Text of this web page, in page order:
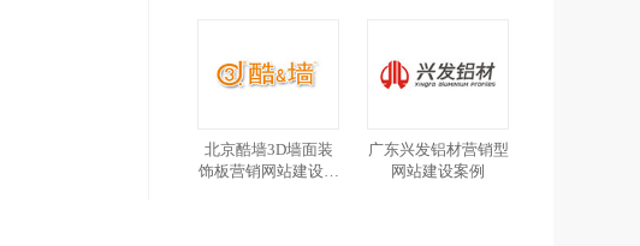
北京酷墙3D墙面装
饰板营销网站建设案
广东兴发铝材营销型
网站建设案例